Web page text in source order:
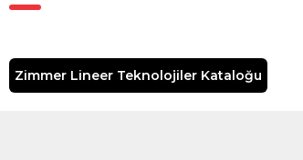
Zimmer Lineer Teknolojiler Kataloğu